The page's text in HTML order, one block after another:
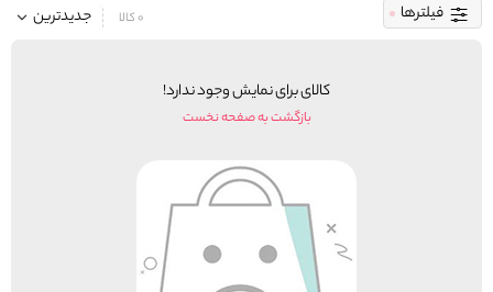
فیلترها جدیدترین 0 کالا
کالای برای نمایش وجود ندارد!
بازگشت به صفحه نخست